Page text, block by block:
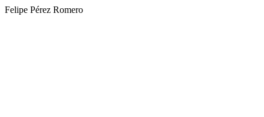
Felipe Pérez Romero